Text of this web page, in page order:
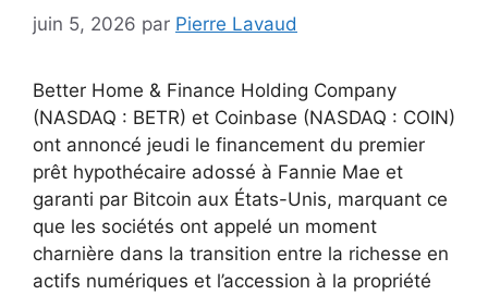
juin 5, 2026 par Pierre Lavaud
Better Home & Finance Holding Company
(NASDAQ : BETR) et Coinbase (NASDAQ : COIN)
ont annoncé jeudi le financement du premier
prêt hypothécaire adossé à Fannie Mae et
garanti par Bitcoin aux États-Unis, marquant ce
que les sociétés ont appelé un moment
charnière dans la transition entre la richesse en
actifs numériques et l’accession à la propriété